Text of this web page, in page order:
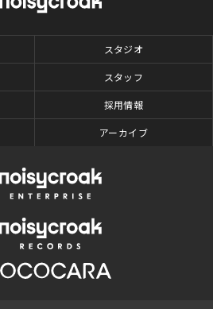
スタジオ
スタッフ
採用情報
アーカイブ